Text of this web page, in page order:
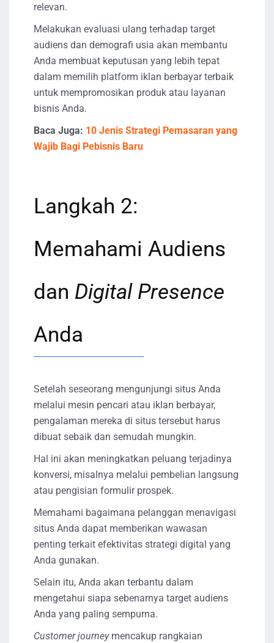
relevan.
Melakukan evaluasi ulang terhadap target
audiens dan demografi usia akan membantu
Anda membuat keputusan yang lebih tepat
dalam memilih platform iklan berbayar terbaik
untuk mempromosikan produk atau layanan
bisnis Anda.
Baca Juga: 10 Jenis Strategi Pemasaran yang
Wajib Bagi Pebisnis Baru
Langkah 2:
Memahami Audiens
dan Digital Presence
Anda
Setelah seseorang mengunjungi situs Anda
melalui mesin pencari atau iklan berbayar,
pengalaman mereka di situs tersebut harus
dibuat sebaik dan semudah mungkin.
Hal ini akan meningkatkan peluang terjadinya
konversi, misalnya melalui pembelian langsung
atau pengisian formulir prospek.
Memahami bagaimana pelanggan menavigasi
situs Anda dapat memberikan wawasan
penting terkait efektivitas strategi digital yang
Anda gunakan.
Selain itu, Anda akan terbantu dalam
mengetahui siapa sebenarnya target audiens
Anda yang paling sempurna.
Customer journeymencakup rangkaian